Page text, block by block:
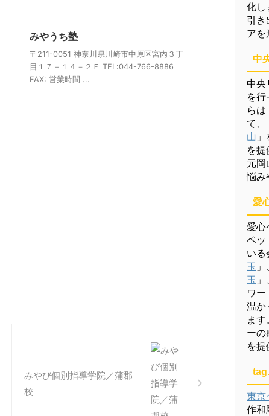
みやうち塾
〒211-0051 神奈川県川崎市中原区宮内３丁
目１７－１４－２Ｆ TEL:044-766-8886
FAX: 営業時間 ...
みやび個別指導学院／蒲郡
校
化し
引き
アを
中
中央
を
らは
て、
山
を
元岡
悩み
愛
愛心
ペッ
いる
玉
玉
ワ
温か
ま
ーの
を提
東京
作和